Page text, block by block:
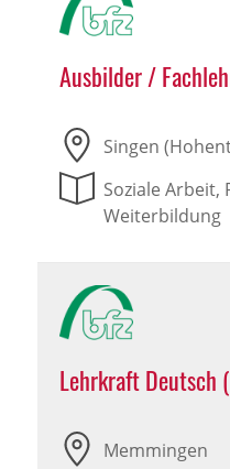
Ausbilder /
Singen
Soziale Arbeit,
Weiterbildung
Lehrkraft Deutsch
Memmingen